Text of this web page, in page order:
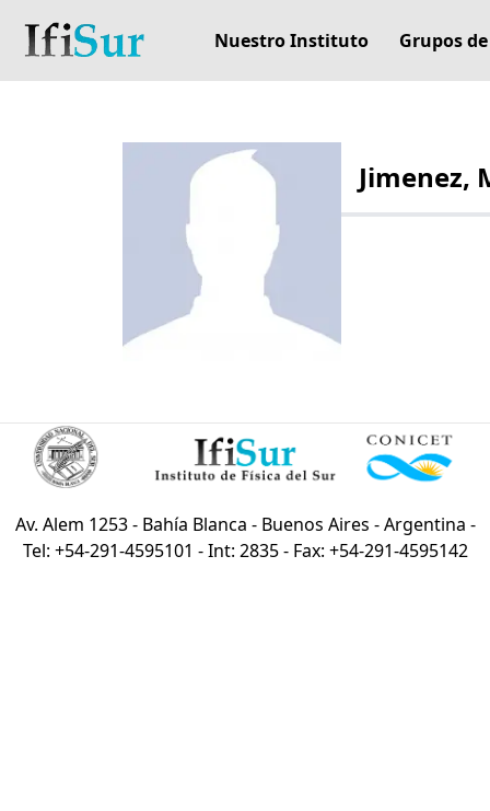
Nuestro Instituto Grupos
Jimenez,
Av. Alem 1253 - Bahía Blanca - Buenos Aires - Argentina -
Tel: +54-291-4595101 - Int: 2835 - Fax: +54-291-4595142